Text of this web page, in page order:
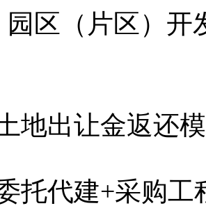
（片区）开
出让金返还模
代建+采购工